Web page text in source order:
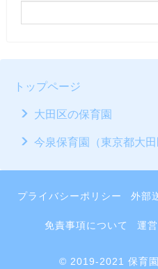
トップページ
大田区の保育園
今泉保育園（東京都大田
プライバシーポリシー 外部
免責事項について 運
© 2019-2021 保育